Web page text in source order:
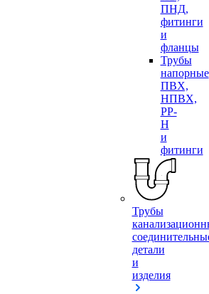
ПНД,
фитинги
и
фланцы
Трубы
напорные
ПВХ,
НПВХ,
PP-
H
и
фитинги
Трубы
детали
и
изделия